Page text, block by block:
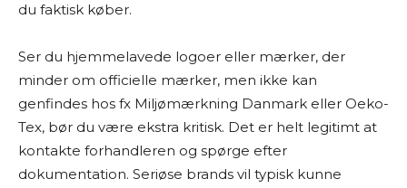
du faktisk køber.
Ser du hjemmelavede logoer eller mærker, der
minder om officielle mærker, men ikke kan
genfindes hos fx Miljømærkning Danmark eller Oeko-
Tex, bør du være ekstra kritisk. Det er helt legitimt at
kontakte forhandleren og spørge efter
dokumentation. Seriøse brands vil typisk kunne